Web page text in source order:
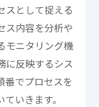
スとして捉える
ス内容を分析や
モニタリング機
に反映するシス
番でプロセスを
いきます。